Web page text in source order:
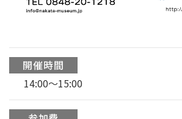
開催時間
14:00〜15:00